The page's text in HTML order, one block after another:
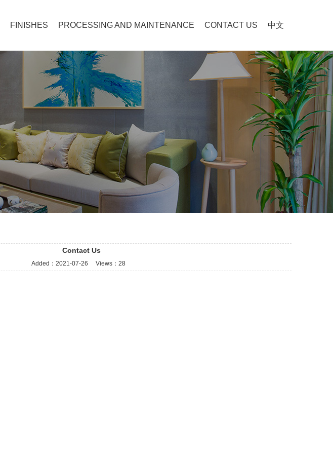
FINISHES PROCESSING AND MAINTENANCE CONTACT US 中文
Contact Us
Added： 2021-07-26 Views： 28